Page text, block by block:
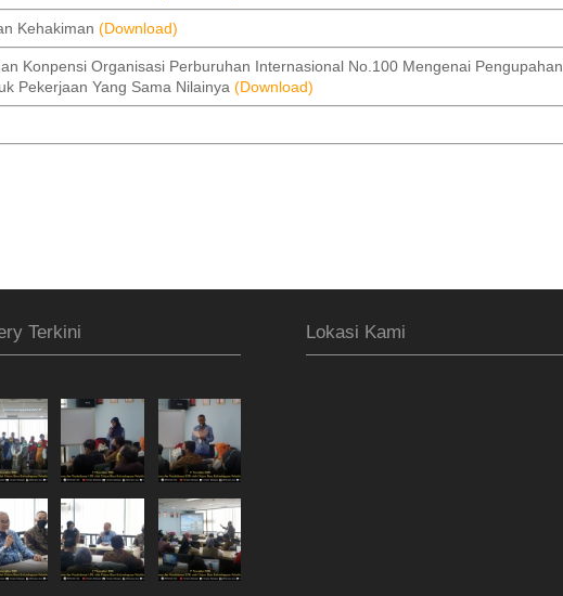
Kehakiman (Download)
Konpensi Organisasi Perburuhan Internasional No.100 Mengenai Pengupahan
Pekerjaan Yang Sama Nilainya (Download)
Terkini Lokasi Kami